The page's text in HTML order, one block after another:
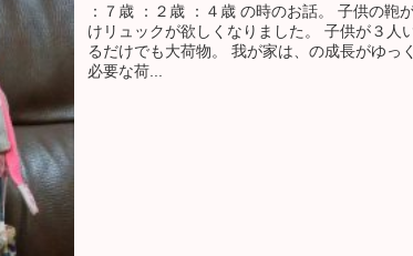
：７歳 ：２歳 ：４歳 の時のお話。 子供の鞄
けリュックが欲しくなりました。 子供が３人
るだけでも大荷物。 我が家は、の成長がゆっ
必要な荷...